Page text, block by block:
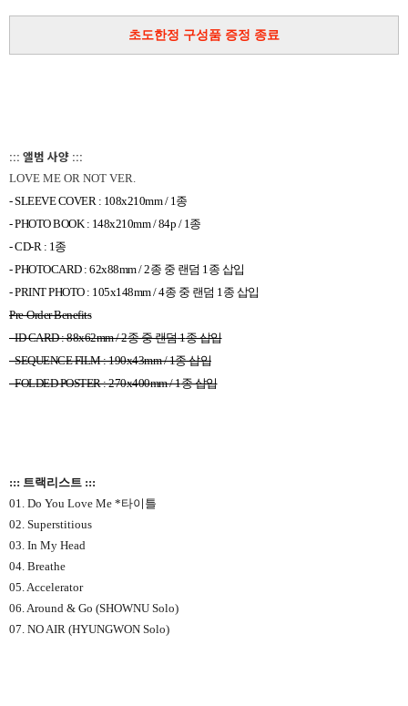
초도한정 구성품 증정 종료
::: 앨범 사양 :::
LOVE ME OR NOT VER.
- SLEEVE COVER : 108x210mm / 1 종
- PHOTO BOOK : 148x210mm / 84p / 1 종
- CD-R : 1 종
- PHOTOCARD : 62x88mm / 2종 중 랜덤 1 종 삽입
- PRINT PHOTO : 105x148mm / 4종 중 랜덤 1 종 삽입
Pre-Order Benefits
- ID CARD : 88x62mm / 2종 중 랜덤1종 삽입
- SEQUENCE FILM : 190x43mm / 1종 삽입
- FOLDED POSTER : 270x400mm / 1종 삽입
::: 트랙리스트 :::
01. Do You Love Me *타이틀
02. Superstitious
03. In My Head
04. Breathe
05. Accelerator
06. Around & Go (SHOWNU Solo)
07. NO AIR (HYUNGWON Solo)